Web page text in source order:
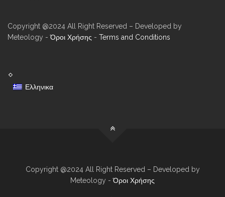
Copyright @2024 All Right Reserved – Developed by
Meteology -Όροι Χρήσης - Terms and Conditions
Ελληνικα
Copyright @2024 All Right Reserved – Developed by
Meteology -Όροι Χρήσης